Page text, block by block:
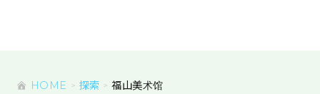
HOME 探索 福山美术馆